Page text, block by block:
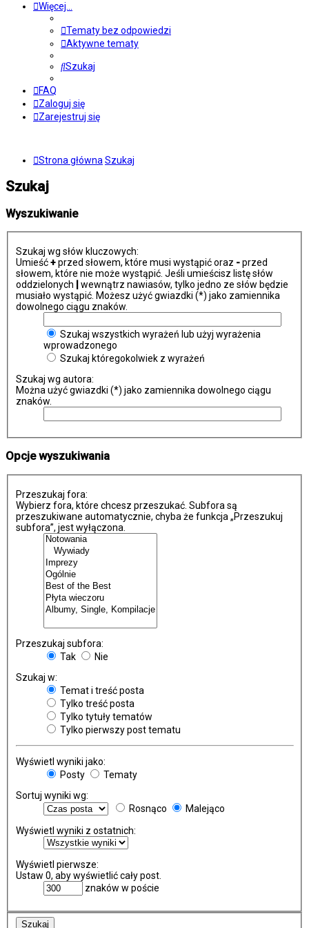
Więcej…
Tematy bez odpowiedzi
Aktywne tematy
Szukaj
FAQ
Zaloguj się
Zarejestruj się
Strona główna Szukaj
Szukaj
Wyszukiwanie
Szukaj wg słów kluczowych:
Umieść+przed słowem, które musi wystąpić oraz -przed
słowem, które nie może wystąpić. Jeśli umieścisz listę słów
oddzielonych
wewnątrz nawiasów, tylko jedno ze słów będzie
musiało wystąpić. Możesz użyć gwiazdki (*) jako zamiennika
dowolnego ciągu znaków.
Szukaj wszystkich wyrażeń lub użyj wyrażenia
wprowadzonego
Szukaj któregokolwiek z wyrażeń
Szukaj wg autora:
Można użyć gwiazdki (*) jako zamiennika dowolnego ciągu
znaków.
Opcje wyszukiwania
Przeszukaj fora:
Wybierz fora, które chcesz przeszukać. Subfora są
przeszukiwane automatycznie, chyba że funkcja „Przeszukuj
subfora”, jest wyłączona.
Przeszukaj subfora:
Tak
Nie
Szukaj w:
Temat i treść posta
Tylko treść posta
Tylko tytuły tematów
Tylko pierwszy post tematu
Wyświetl wyniki jako:
Posty
Tematy
Sortuj wyniki wg:
Rosnąco
Malejąco
Wyświetl wyniki z ostatnich:
Wyświetl pierwsze:
Ustaw 0, aby wyświetlić cały post.
znaków w poście